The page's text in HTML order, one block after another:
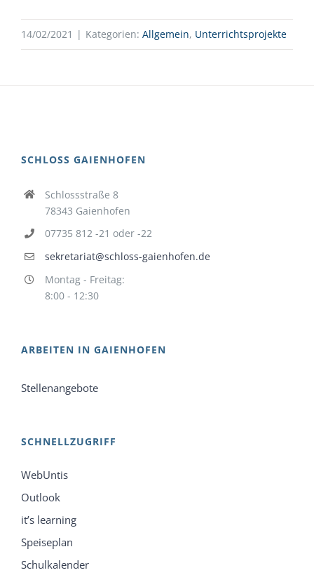
14/02/2021 | Kategorien: Allgemein, Unterrichtsprojekte
SCHLOSS GAIENHOFEN
Schlossstraße 8
78343 Gaienhofen
07735 812 -21 oder -22
sekretariat@schloss-gaienhofen.de
Montag - Freitag:
8:00 - 12:30
ARBEITEN IN GAIENHOFEN
Stellenangebote
SCHNELLZUGRIFF
WebUntis
Outlook
it’s learning
Speiseplan
Schulkalender